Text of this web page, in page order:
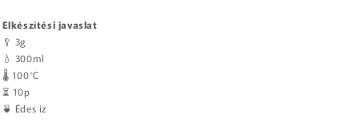
Elkészítési javaslat
🥄 3g
💧 300ml
🌡️ 100°C
⏳ 10p
🍵 Édes íz